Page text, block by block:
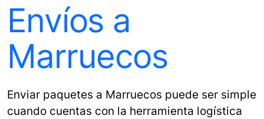
Envíos a
Marruecos
Enviar paquetes a Marruecos puede ser simple
cuando cuentas con la herramienta logística